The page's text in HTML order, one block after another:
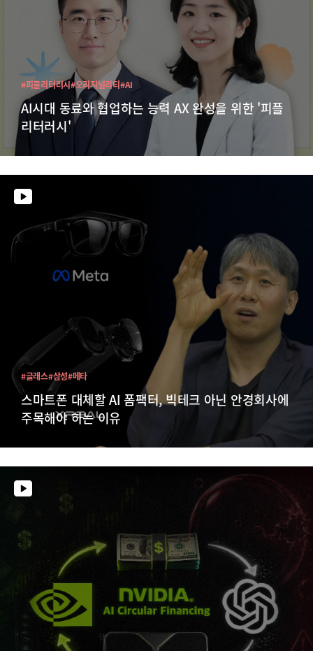
AI시대 동료와 협업하는 능력 AX 완성을 위한 '피플
리터러시'
#피플리터러시#오리지널리티#AI
스마트폰 대체할 AI 폼팩터, 빅테크 아닌 안경회사에
주목해야 하는 이유
#글래스#삼성#메타